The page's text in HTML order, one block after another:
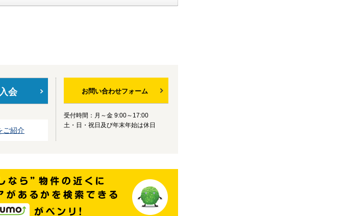
会
ご紹介
お問い合わせフォーム
受付時間：月～金 9:00～17:00
土・日・祝日及び年末年始は休日